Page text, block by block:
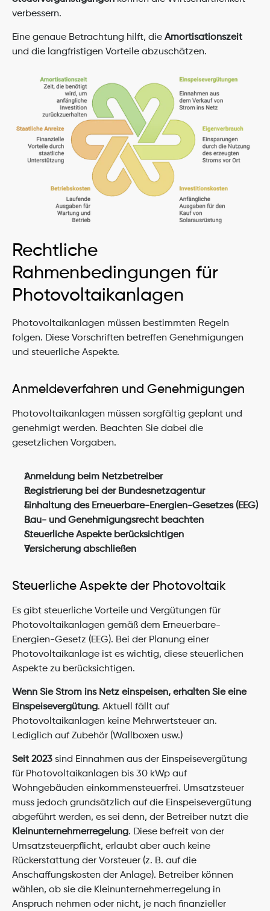
verbessern.
Eine genaue Betrachtung hilft, die Amortisationszeit
und die langfristigen Vorteile abzuschätzen.
Rechtliche
Rahmenbedingungen für
Photovoltaikanlagen
Photovoltaikanlagen müssen bestimmten Regeln
folgen. Diese Vorschriften betreffen Genehmigungen
und steuerliche Aspekte.
Anmeldeverfahren und Genehmigungen
Photovoltaikanlagen müssen sorgfältig geplant und
genehmigt werden. Beachten Sie dabei die
gesetzlichen Vorgaben.
Anmeldung beim Netzbetreiber
Registrierung bei der Bundesnetzagentur
Einhaltung des Erneuerbare-Energien-Gesetzes (EEG)
Bau- und Genehmigungsrecht beachten
Steuerliche Aspekte berücksichtigen
Versicherung abschließen
Steuerliche Aspekte der Photovoltaik
Es gibt steuerliche Vorteile und Vergütungen für
Photovoltaikanlagen gemäß dem Erneuerbare-
Energien-Gesetz (EEG). Bei der Planung einer
Photovoltaikanlage ist es wichtig, diese steuerlichen
Aspekte zu berücksichtigen.
Wenn Sie Strom ins Netz einspeisen, erhalten Sie eine
Einspeisevergütung. Aktuell fällt auf
Photovoltaikanlagen keine Mehrwertsteuer an.
Lediglich auf Zubehör (Wallboxen usw.)
Seit 2023 sind Einnahmen aus der Einspeisevergütung
für Photovoltaikanlagen bis 30 kWp auf
Wohngebäuden einkommensteuerfrei. Umsatzsteuer
muss jedoch grundsätzlich auf die Einspeisevergütung
Kleinunternehmerregelung. Diese befreit von der
Umsatzsteuerpflicht, erlaubt aber auch keine
Rückerstattung der Vorsteuer (z. B. auf die
Anschaffungskosten der Anlage). Betreiber können
wählen, ob sie die Kleinunternehmerregelung in
Anspruch nehmen oder nicht, je nach finanzieller